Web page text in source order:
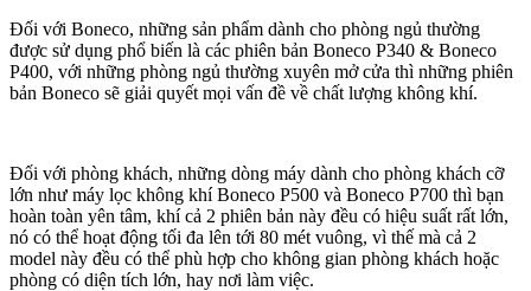
Đối với Boneco, những sản phẩm dành cho phòng ngủ thường
được sử dụng phổ biến là các phiên bản Boneco P340 & Boneco
P400, với những phòng ngủ thường xuyên mở cửa thì những phiên
bản Boneco sẽ giải quyết mọi vấn đề về chất lượng không khí.
Đối với phòng khách, những dòng máy dành cho phòng khách cỡ
lớn như máy lọc không khí Boneco P500 và Boneco P700 thì bạn
hoàn toàn yên tâm, khí cả 2 phiên bản này đều có hiệu suất rất lớn,
nó có thể hoạt động tối đa lên tới 80 mét vuông, vì thế mà cả 2
model này đều có thể phù hợp cho không gian phòng khách hoặc
phòng có diện tích lớn, hay nơi làm việc.